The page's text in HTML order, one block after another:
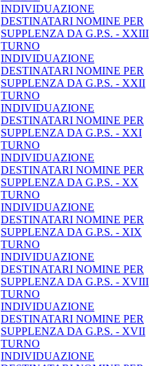
INDIVIDUAZIONE
DESTINATARI NOMINE PER
SUPPLENZA DA G.P.S. - XXIII
TURNO
INDIVIDUAZIONE
DESTINATARI NOMINE PER
SUPPLENZA DA G.P.S. - XXII
TURNO
INDIVIDUAZIONE
DESTINATARI NOMINE PER
SUPPLENZA DA G.P.S. - XXI
TURNO
INDIVIDUAZIONE
DESTINATARI NOMINE PER
SUPPLENZA DA G.P.S. - XX
TURNO
INDIVIDUAZIONE
DESTINATARI NOMINE PER
SUPPLENZA DA G.P.S. - XIX
TURNO
INDIVIDUAZIONE
DESTINATARI NOMINE PER
SUPPLENZA DA G.P.S. - XVIII
TURNO
INDIVIDUAZIONE
DESTINATARI NOMINE PER
SUPPLENZA DA G.P.S. - XVII
TURNO
INDIVIDUAZIONE